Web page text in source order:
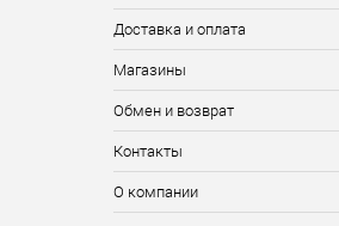
Доставка и оплата
Магазины
Обмен и возврат
Контакты
О компании